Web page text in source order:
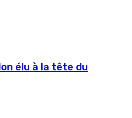
élu à la tête du